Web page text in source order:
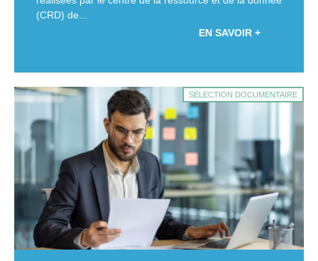
(CRD) de...
EN SAVOIR +
SÉLECTION DOCUMENTAIRE